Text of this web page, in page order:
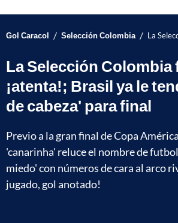
Gol Caracol / Selección Colombia / La
La Selección Colombia
¡atenta!; Brasil ya le
de cabeza' para final
Previo a la gran final de Copa
'canarinha' reluce el nombre de
miedo' con números de cara al arco
jugado, gol anotado!